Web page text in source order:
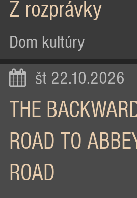
Z rozprávky
Dom kultúry
št 22.10.2026
THE
ROAD TO
ROAD